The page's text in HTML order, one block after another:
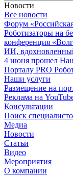
Новости
Все новости
Форум
Роботизаторы на
конференция
ИИ,
4 июня прошел
Порталу PRO
Наши услуги
Размещение на
Реклама на
Консультации
Поиск
Медиа
Новости
Статьи
Видео
Мероприятия
О компании